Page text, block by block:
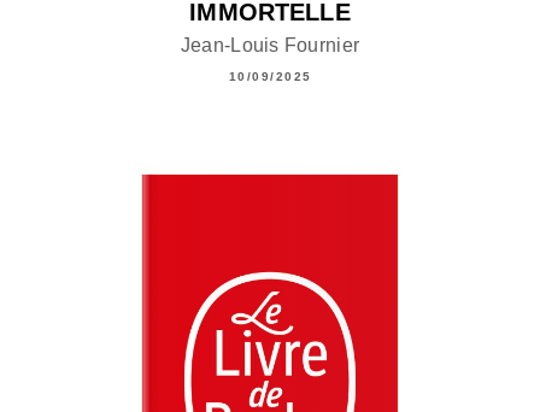
IMMORTELLE
Jean-Louis Fournier
10/09/2025